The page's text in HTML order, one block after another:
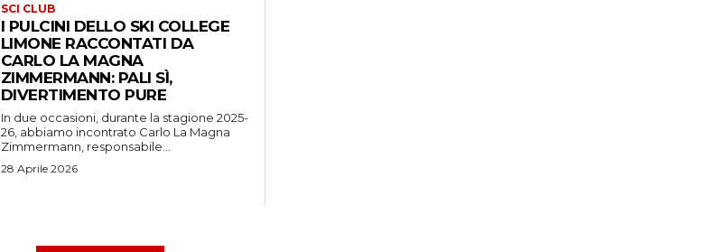
SCI CLUB
I PULCINI DELLO SKI COLLEGE
LIMONE RACCONTATI DA
CARLO LA MAGNA
ZIMMERMANN: PALI SÌ,
DIVERTIMENTO PURE
In due occasioni, durante la stagione 2025-
26, abbiamo incontrato Carlo La Magna
Zimmermann, responsabile...
28 Aprile 2026